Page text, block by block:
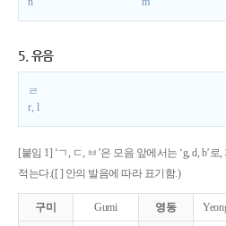
5. 유음
ㄹ
r, l
[붙임 1] ‘ㄱ, ㄷ, ㅂ’은 모음 앞에서는 ‘g, d, b’
적는다.([ ] 안의 발음에 따라 표기함.)
구미 Gumi 영동